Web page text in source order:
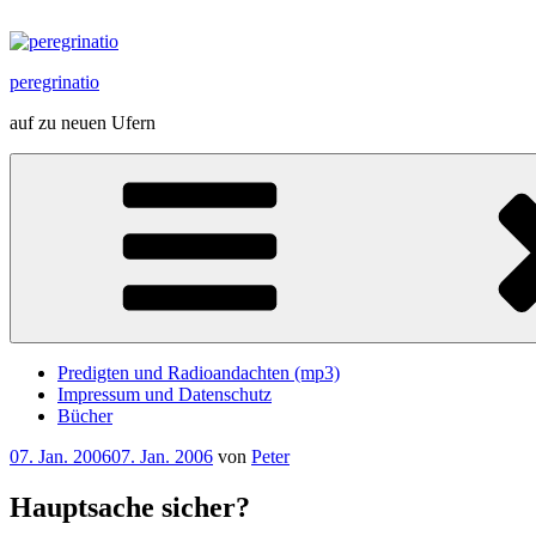
Inhalt
peregrinatio
auf zu neuen Ufern
Predigten und Radioandachten (mp3)
Impressum und Datenschutz
Bücher
Veröffentlicht
07. Jan. 200607. Jan. 2006 von Peter
Hauptsache sicher?